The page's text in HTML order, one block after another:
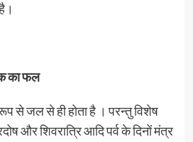
का फल
से जल से ही होता है । परन्तु विशेष
और शिवरात्रि आदि पर्व के दिनों मंत्र